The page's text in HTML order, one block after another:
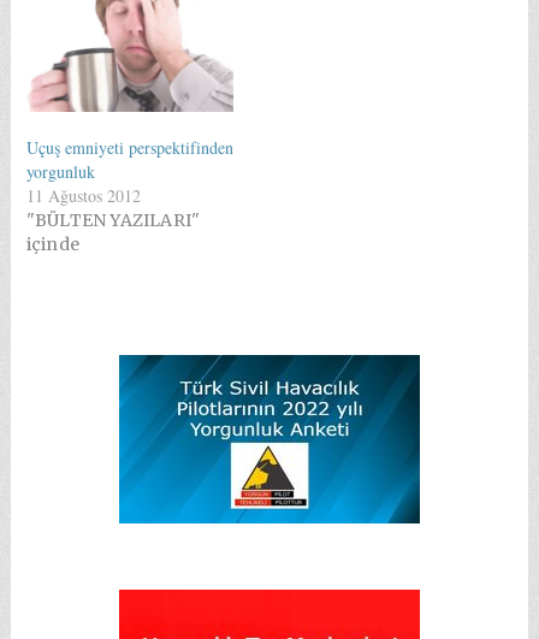
dinlenmeye
yönlendiren bir
savunma
mekanizmasıdır. Eski
zamanlardaki çalışma
zihnen ve bedenen
aşırı zorlamadığı için
yorgunluk kavramı
günlük yaşamda çok
yer tutmazdı. Batı
Uçuş emniyeti perspektifinden
yorgunluk
11 Ağustos 2012
"BÜLTEN YAZILARI"
içinde